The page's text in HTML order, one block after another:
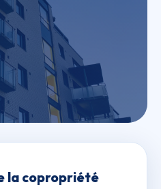
la copropriété